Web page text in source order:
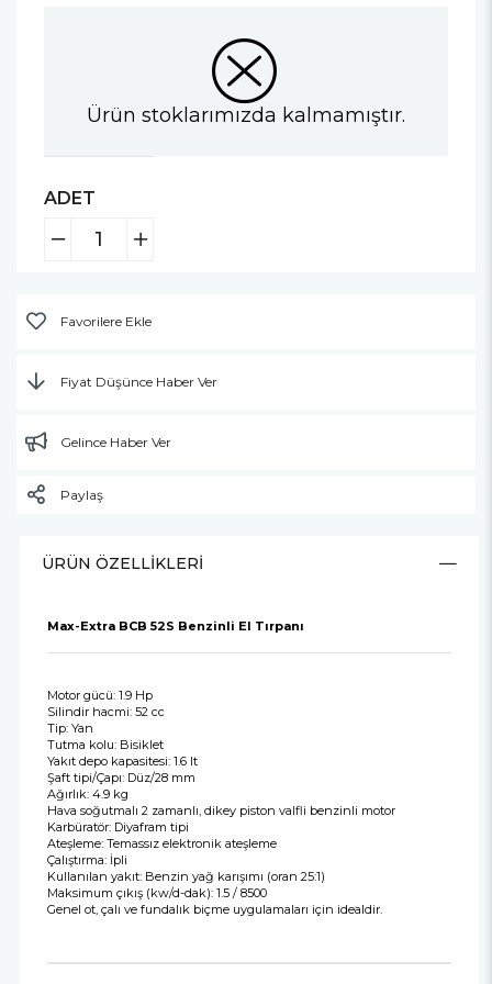
Ürün stoklarımızda kalmamıştır.
ADET
Favorilere Ekle
Fiyat Düşünce Haber Ver
Gelince Haber Ver
Paylaş
ÜRÜN ÖZELLIKLERI
Max-Extra BCB 52S Benzinli El Tırpanı
Motor gücü: 1.9 Hp
Silindir hacmi: 52 cc
Tip: Yan
Tutma kolu: Bisiklet
Yakıt depo kapasitesi: 1.6 lt
Şaft tipi/Çapı: Düz/28 mm
Ağırlık: 4.9 kg
Hava soğutmalı 2 zamanlı, dikey piston valfli benzinli motor
Karbüratör: Diyafram tipi
Ateşleme: Temassız elektronik ateşleme
Çalıştırma: İpli
Kullanılan yakıt: Benzin yağ karışımı (oran 25:1)
Maksimum çıkış (kw/d-dak): 1.5 / 8500
Genel ot, çalı ve fundalık biçme uygulamaları için idealdir.